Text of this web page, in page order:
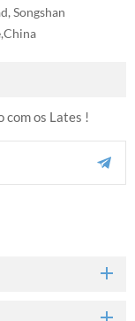
Songshan
com os Lates !